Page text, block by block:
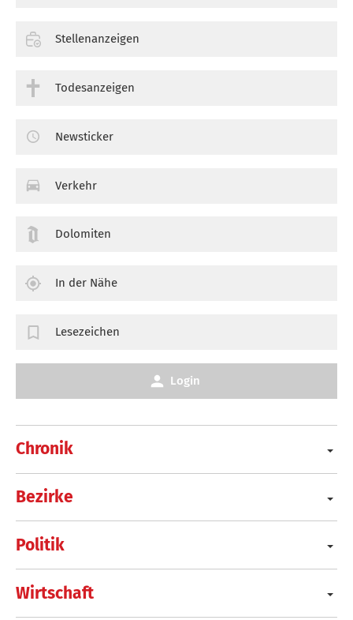
Chronik
Bezirke
Politik
Wirtschaft
Stellenanzeigen
Todesanzeigen
Newsticker
Verkehr
Dolomiten
In der Nähe
Lesezeichen
Login